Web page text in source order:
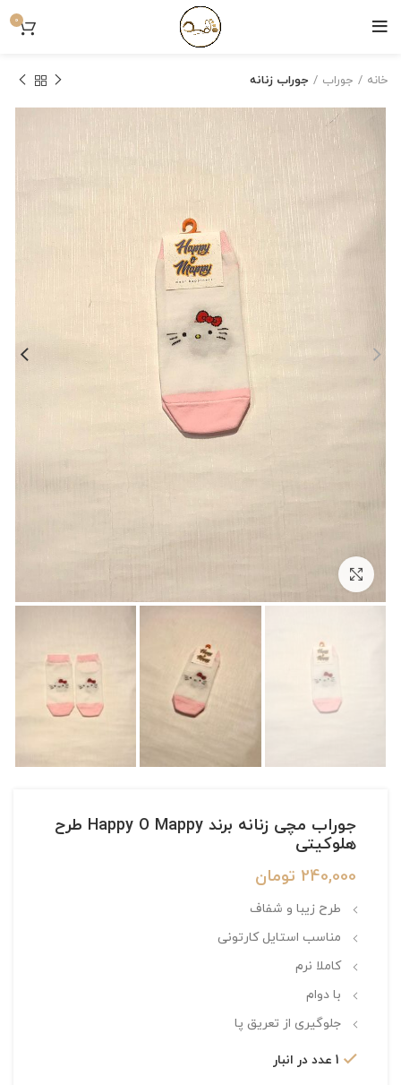
0
خانه جوراب جوراب زنانه
جوراب مچی زنانه برند Happy O Mappy طرح
هلوکیتی
240,000 تومان
طرح زیبا و شفاف
مناسب استایل کارتونی
کاملا نرم
با دوام
جلوگیری از تعریق پا
1 عدد در انبار